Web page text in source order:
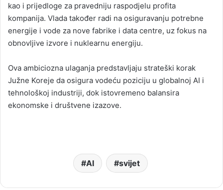
kao i prijedloge za pravedniju raspodjelu profita
kompanija. Vlada također radi na osiguravanju potrebne
energije i vode za nove fabrike i data centre, uz fokus na
obnovljive izvore i nuklearnu energiju.
Ova ambiciozna ulaganja predstavljaju strateški korak
Južne Koreje da osigura vodeću poziciju u globalnoj AI i
tehnološkoj industriji, dok istovremeno balansira
ekonomske i društvene izazove.
AI svijet